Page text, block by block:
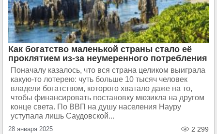
Как богатство маленькой страны стало её
проклятием из-за неумеренного потребления
Поначалу казалось, что вся страна целиком выиграла
какую-то лотерею: чуть больше 10 тысяч человек
владели богатством, которого хватало даже на то,
чтобы финансировать постановку мюзикла на другом
конце света. По ВВП на душу населения Науру
уступала лишь Саудовской...
28 января 2025 2 299